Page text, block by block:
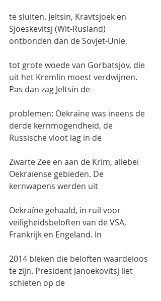
te sluiten. Jeltsin, Kravtsjoek en
Sjoeskevitsj (Wit-Rusland)
ontbonden dan de Sovjet-Unie,
tot grote woede van Gorbatsjov, die
uit het Kremlin moest verdwijnen.
Pas dan zag Jeltsin de
problemen: Oekraïne was ineens de
derde kernmogendheid, de
Russische vloot lag in de
Zwarte Zee en aan de Krim, allebei
Oekraïense gebieden. De
kernwapens werden uit
Oekraïne gehaald, in ruil voor
veiligheidsbeloften van de VSA,
Frankrijk en Engeland. In
2014 bleken die beloften waardeloos
te zijn. President Janoekovitsj liet
schieten op de